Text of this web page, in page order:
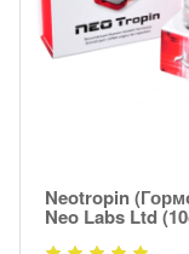
Neotropin
Neo Labs Ltd